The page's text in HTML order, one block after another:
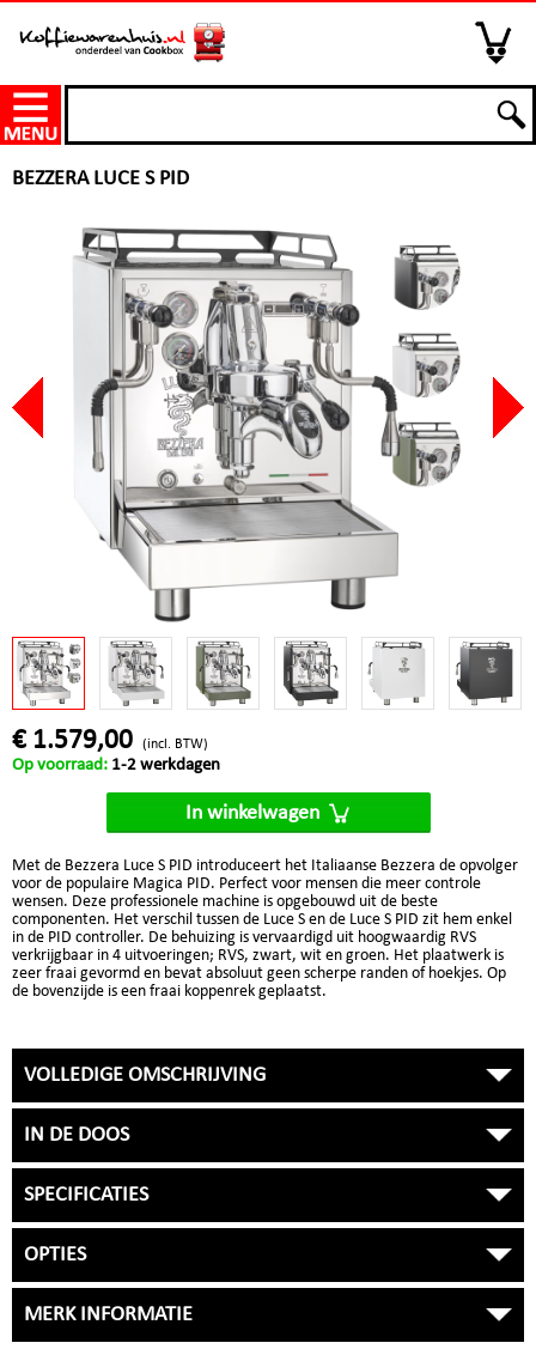
BEZZERA LUCE S PID
€ 1.579,00 (incl. BTW)
Op voorraad: 1-2 werkdagen
In winkelwagen
Met de Bezzera Luce S PID introduceert het Italiaanse Bezzera de opvolger
voor de populaire Magica PID. Perfect voor mensen die meer controle
wensen. Deze professionele machine is opgebouwd uit de beste
componenten. Het verschil tussen de Luce S en de Luce S PID zit hem enkel
in de PID controller. De behuizing is vervaardigd uit hoogwaardig RVS
verkrijgbaar in 4 uitvoeringen; RVS, zwart, wit en groen. Het plaatwerk is
zeer fraai gevormd en bevat absoluut geen scherpe randen of hoekjes. Op
de bovenzijde is een fraai koppenrek geplaatst.
VOLLEDIGE OMSCHRIJVING
IN DE DOOS
SPECIFICATIES
OPTIES
MERK INFORMATIE